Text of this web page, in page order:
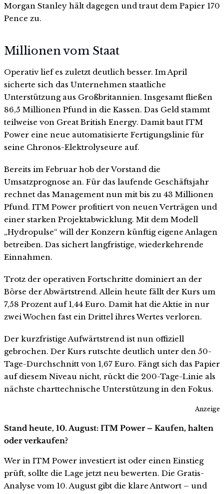
Morgan Stanley hält dagegen und traut dem Papier 170
Pence zu.
Millionen vom Staat
Operativ lief es zuletzt deutlich besser. Im April
sicherte sich das Unternehmen staatliche
Unterstützung aus Großbritannien. Insgesamt fließen
86,5 Millionen Pfund in die Kassen. Das Geld stammt
teilweise von Great British Energy. Damit baut ITM
Power eine neue automatisierte Fertigungslinie für
seine Chronos-Elektrolyseure auf.
Bereits im Februar hob der Vorstand die
Umsatzprognose an. Für das laufende Geschäftsjahr
rechnet das Management nun mit bis zu 43 Millionen
Pfund. ITM Power profitiert von neuen Verträgen und
einer starken Projektabwicklung. Mit dem Modell
„Hydropulse“ will der Konzern künftig eigene Anlagen
betreiben. Das sichert langfristige, wiederkehrende
Einnahmen.
Trotz der operativen Fortschritte dominiert an der
Börse der Abwärtstrend. Allein heute fällt der Kurs um
7,58 Prozent auf 1,44 Euro. Damit hat die Aktie in nur
zwei Wochen fast ein Drittel ihres Wertes verloren.
Der kurzfristige Aufwärtstrend ist nun offiziell
gebrochen. Der Kurs rutschte deutlich unter den 50-
Tage-Durchschnitt von 1,67 Euro. Fängt sich das Papier
auf diesem Niveau nicht, rückt die 200-Tage-Linie als
nächste charttechnische Unterstützung in den Fokus.
Anzeige
Stand heute, 10. August: ITM Power – Kaufen, halten
oder verkaufen?
Wer in ITM Power investiert ist oder einen Einstieg
prüft, sollte die Lage jetzt neu bewerten. Die Gratis-
Analyse vom 10. August gibt die klare Antwort – und